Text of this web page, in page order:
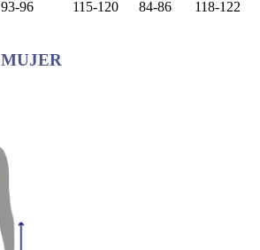
93-96 115-120 84-86 118-122
MUJER